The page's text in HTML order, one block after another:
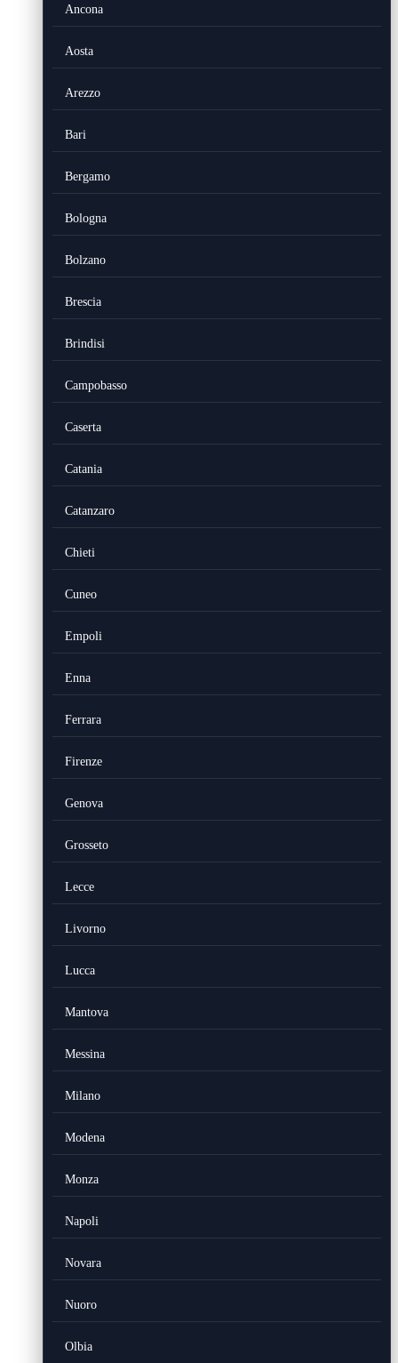
Ancona
Aosta
Arezzo
Bari
Bergamo
Bologna
Bolzano
Brescia
Brindisi
Campobasso
Caserta
Catania
Catanzaro
Chieti
Cuneo
Empoli
Enna
Ferrara
Firenze
Genova
Grosseto
Lecce
Livorno
Lucca
Mantova
Messina
Milano
Modena
Monza
Napoli
Novara
Nuoro
Olbia